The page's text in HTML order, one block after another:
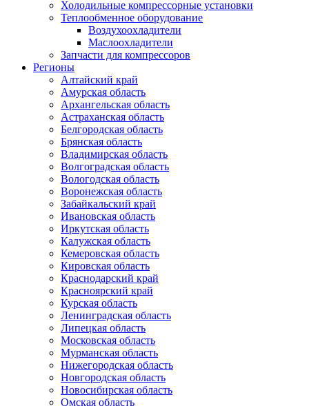
Холодильные компрессорные установки
Теплообменное оборудование
Воздухоохладители
Маслоохладители
Запчасти для компрессоров
Регионы
Алтайский край
Амурская область
Архангельская область
Астраханская область
Белгородская область
Брянская область
Владимирская область
Волгоградская область
Вологодская область
Воронежская область
Забайкальский край
Ивановская область
Иркутская область
Калужская область
Кемеровская область
Кировская область
Краснодарский край
Красноярский край
Курская область
Ленинградская область
Липецкая область
Московская область
Мурманская область
Нижегородская область
Новгородская область
Новосибирская область
Омская область